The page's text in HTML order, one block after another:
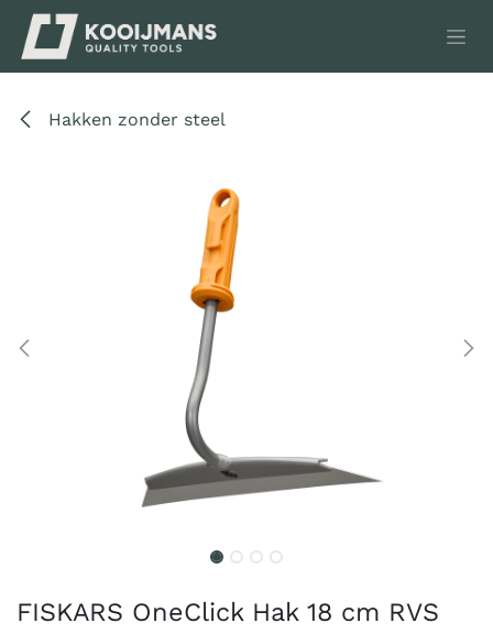
Overslaan naar inhoud
Hakken zonder steel
FISKARS OneClick Hak 18 cm RVS